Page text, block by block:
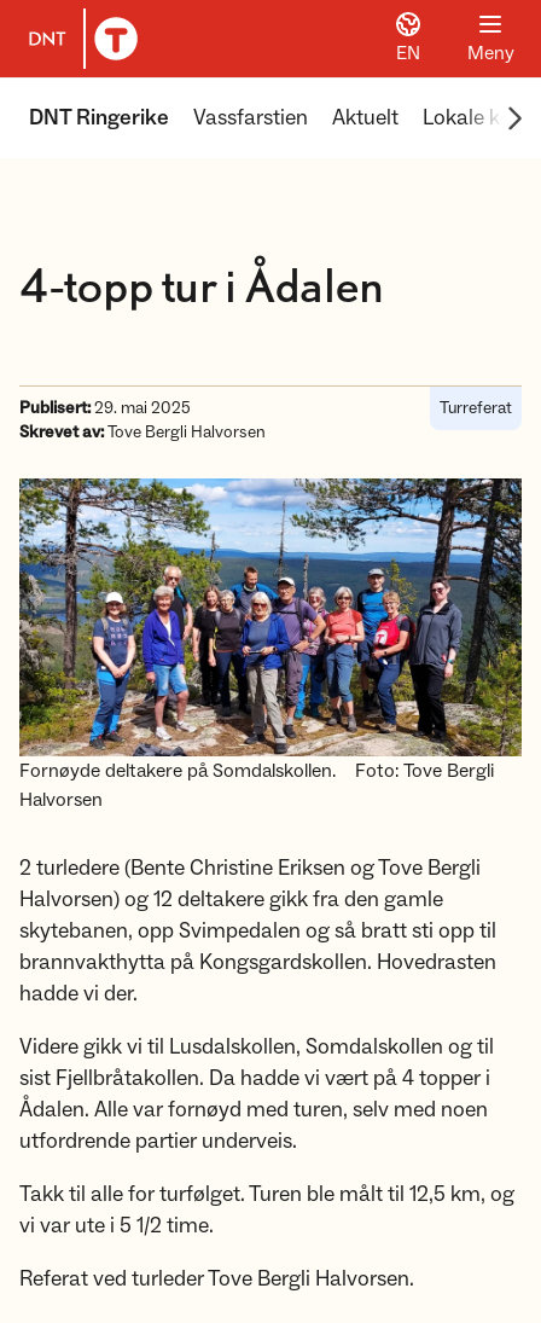
Til DNT.no forside
EN Meny
DNT Ringerike Vassfarstien Aktuelt Lokale koier
4-topp tur i Ådalen
Publisert:29. mai 2025
Skrevet av:Tove Bergli Halvorsen
Turreferat
Fornøyde deltakere på Somdalskollen.
Foto: Tove Bergli
Halvorsen
2 turledere (Bente Christine Eriksen og Tove Bergli
Halvorsen) og 12 deltakere gikk fra den gamle
skytebanen, opp Svimpedalen og så bratt sti opp til
brannvakthytta på Kongsgardskollen. Hovedrasten
hadde vi der.
Videre gikk vi til Lusdalskollen, Somdalskollen og til
sist Fjellbråtakollen. Da hadde vi vært på 4 topper i
Ådalen. Alle var fornøyd med turen, selv med noen
utfordrende partier underveis.
Takk til alle for turfølget. Turen ble målt til 12,5 km, og
vi var ute i 5 1/2 time.
Referat ved turleder Tove Bergli Halvorsen.